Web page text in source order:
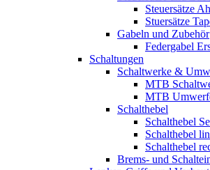
Steuersätze
Stuersätze
Gabeln und Zubehör
Federgabel
Schaltungen
Schaltwerke &
MTB
MTB
Schalthebel
Schalthebel
Schalthebel
Schalthebel
Brems- und